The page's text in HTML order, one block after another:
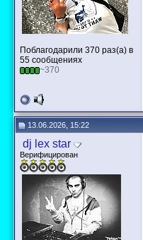
Поблагодарили 370 раз(а) в
55 сообщениях
~370
13.06.2026, 15:22
dj lex star
Верифицирован